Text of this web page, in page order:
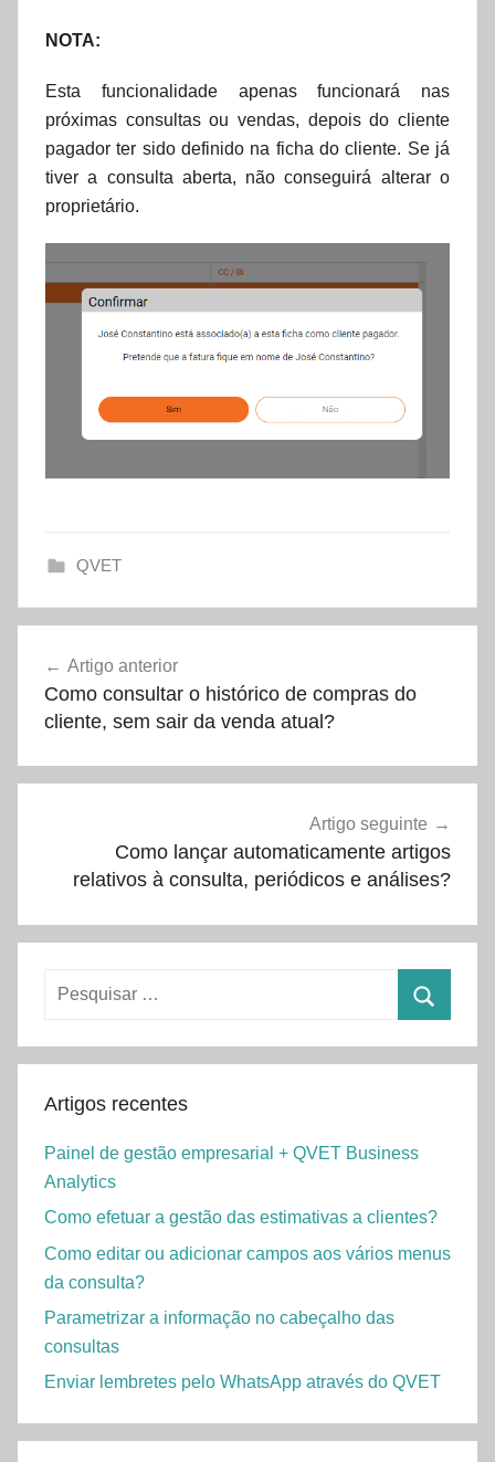
NOTA:
Esta funcionalidade apenas funcionará nas
próximas consultas ou vendas, depois do cliente
pagador ter sido definido na ficha do cliente. Se já
tiver a consulta aberta, não conseguirá alterar o
proprietário.
QVET
de
artigos
Artigo anterior
Como consultar o histórico de compras do
cliente, sem sair da venda atual?
Artigo seguinte
Como lançar automaticamente artigos
relativos à consulta, periódicos e análises?
Artigos recentes
Painel de gestão empresarial + QVET Business
Analytics
Como efetuar a gestão das estimativas a clientes?
Como editar ou adicionar campos aos vários menus
da consulta?
Parametrizar a informação no cabeçalho das
consultas
Enviar lembretes pelo WhatsApp através do QVET